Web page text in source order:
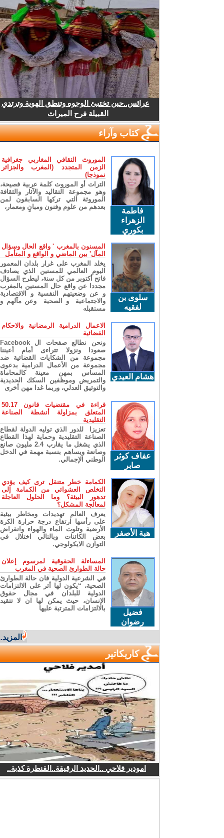
عرائس..حين تختبئ الوجوه وتنطق الهوية وترتدي
القبيلة فرح الميراث
كتاب وآراء
فاطمة
الزهراء
بكوري
الموروث الثقافي المغاربي جغرافية
الزمن المتجدد (المغرب والجزائر
نموذجا)
التراث أو الموروث كلمة عربية فصيحة،
وهو مجموعة التقاليد والآثار والثقافة
الموروثة التي تركها السابقون لمن
بعدهم من علوم وفنون ومبانٍ ومعمار،
سلوى بن
لفقيه
المسنون بالمغرب ' واقع الحال وسؤال
المآل' بين الماضي و الواقع و المتأمل
يخلد المغرب على غرار بلدان المعمور
اليوم العالمي للمسنين الذي يصادف
فاتح أكتوبر من كل سنة، ليطرح السؤال
مجددا عن واقع حال المسنين بالمغرب
و عن وضعيتهم النفسية و الاقتصادية
والاجتماعية و الصحية وعن مآلهم و
مستقبله
هشام العيدي
الاعمال الدرامية الرمضانية والاحكام
القضائية
ونحن نطالع صفحات ال Facebook
صعودا ونزولا تتراءى أمام أعيننا
مجموعة من الشكايات القضائية ضد
مجموعة من الأعمال الدرامية بدعوى
المساس بمهن معينة كالمحاماة
والتمريض وموظفين السكك الحديدية
والتوثيق العدلي، وربما غدا مهن أخرى
عفاف كوثر
صابر
قراءة في مقتضيات قانون 50.17
المتعلق بمزاولة أنشطة الصناعة
التقليدية
تعزيزا للدور الذي توليه الدولة لقطاع
الصناعة التقليدية وحماية لهذا القطاع
الذي يشغل ما يقارب 2.4 مليون صانع
وصانعة ويساهم بنسبة مهمة في الدخل
الوطني الإجمالي.
هبة الأصفر
الكمامة خطر متنقل ترى كيف يؤدي
التخلص العشوائي من الكمامة إلى
تدهور البيئة؟ وما الحلول العاجلة
لمعالجة المشكل؟
يعرف العالم تهديدات ومخاطر بيئية
على رأسها ارتفاع درجة حرارة الكرة
الأرضية وتلوث الماء والهواء وانقراض
بعض الكائنات وبالتالي اختلال في
التوازن الايكولوجي.
فضيل
رضوان
المساءلة الحقوقية لمرسوم إعلان
حالة الطوارئ الصحية في المغرب
في الشرعية الدولية فان حالة الطوارئ
الصحية، “يكون لها أثر على الالتزامات
الدولية للبلدان في مجال حقوق
الإنسان، حيث يمكن لها ان لا تتقيد
بالالتزامات المترتبة عليها
المزيد...
كاريكاتير
امودير فلاحي ..الحديد الرقيقة..القنطرة كذبة..